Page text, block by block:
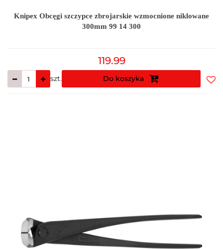
Knipex Obcęgi szczypce zbrojarskie wzmocnione niklowane
300mm 99 14 300
119.99
szt. Do koszyka